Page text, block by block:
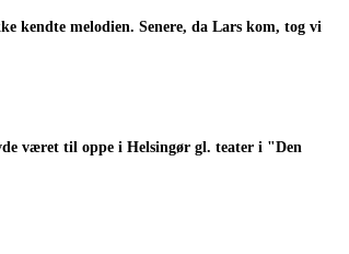
kendte melodien. Senere, da Lars kom, tog vi
været til oppe i Helsingør gl. teater i "Den